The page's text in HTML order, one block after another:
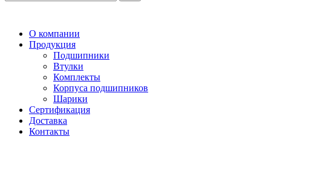
О компании
Продукция
Подшипники
Втулки
Комплекты
Корпуса подшипников
Шарики
Сертификация
Доставка
Контакты